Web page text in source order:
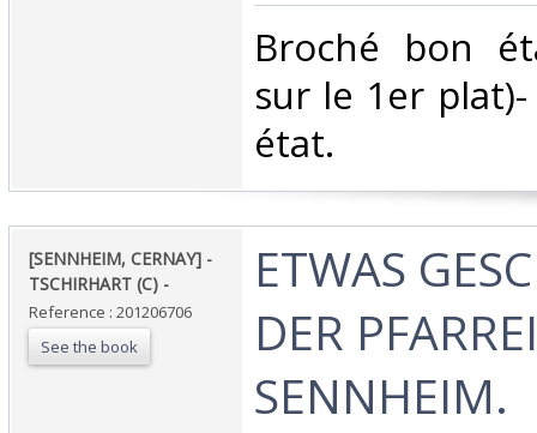
‎Broché bon
sur le 1er
état.‎
‎[SENNHEIM, CERNAY] -
TSCHIRHART (C) - ‎
Reference : 201206706
See the book
‎ETWAS
DER PFARREI
SENNHEIM. ‎